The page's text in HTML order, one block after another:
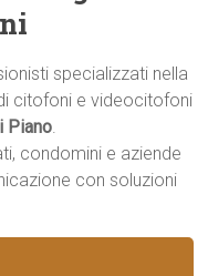
specializzati nella
citofoni e videocitofoni
Piano.
condomini e aziende
con soluzioni